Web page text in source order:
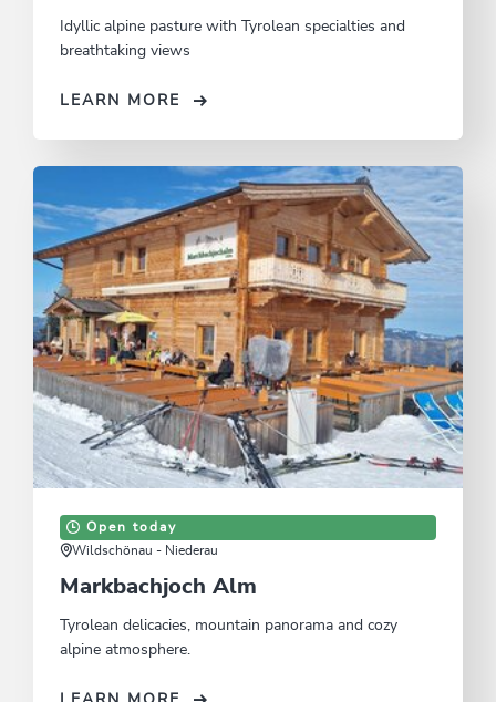
Idyllic alpine pasture with Tyrolean specialties and
breathtaking views
LEARN MORE
Open today
Wildschönau - Niederau
Markbachjoch Alm
Tyrolean delicacies, mountain panorama and cozy
alpine atmosphere.